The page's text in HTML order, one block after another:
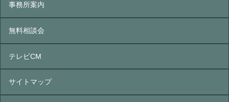
事務所案内
無料相談会
テレビCM
サイトマップ